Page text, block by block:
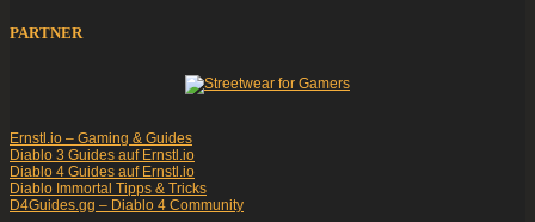
PARTNER
Ernstl.io – Gaming & Guides
Diablo 3 Guides auf Ernstl.io
Diablo 4 Guides auf Ernstl.io
Diablo Immortal Tipps & Tricks
D4Guides.gg – Diablo 4 Community